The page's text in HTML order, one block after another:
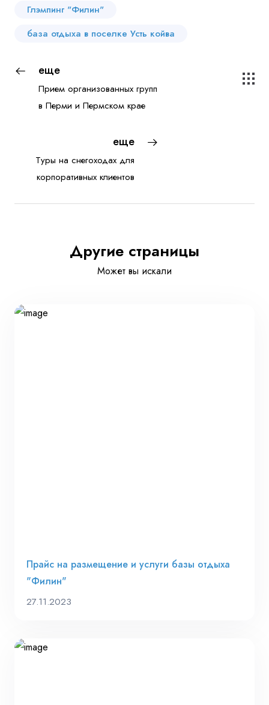
Глэмпинг "Филин"
база отдыха в поселке Усть койва
еще
Прием организованных групп
в Перми и Пермском крае
еще
Туры на снегоходах для
корпоративных клиентов
Другие страницы
Может вы искали
Прайс на размещение и услуги базы отдыха
"Филин"
27.11.2023